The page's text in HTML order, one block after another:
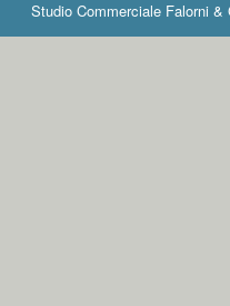
Studio Commerciale Falorni